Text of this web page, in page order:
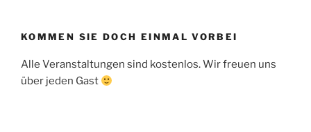
KOMMEN SIE DOCH EINMAL VORBEI
Alle Veranstaltungen sind kostenlos. Wir freuen uns
über jeden Gast